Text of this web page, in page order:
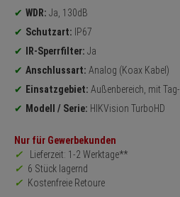
WDR: Ja, 130dB
Schutzart: IP67
IR-Sperrfilter: Ja
Anschlussart: Analog (Koax Kabel)
Einsatzgebiet: Außenbereich, mit
Modell / Serie: HIKVision TurboHD
Nur für Gewerbekunden
Lieferzeit: 1-2 Werktage**
6 Stück lagernd
Kostenfreie Retoure